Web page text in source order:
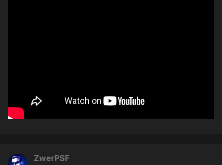
ZwerPSF